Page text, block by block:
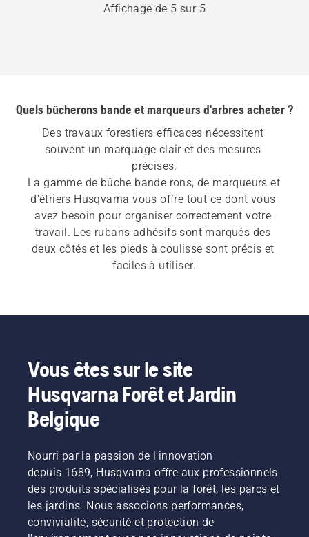
Affichage de 5 sur 5
Quels bûcherons bande et marqueurs d'arbres acheter ?
Des travaux forestiers efficaces nécessitent
souvent un marquage clair et des mesures
précises.
La gamme de bûche bande rons, de marqueurs et
d'étriers Husqvarna vous offre tout ce dont vous
avez besoin pour organiser correctement votre
travail. Les rubans adhésifs sont marqués des
deux côtés et les pieds à coulisse sont précis et
faciles à utiliser.
Vous êtes sur le site
Husqvarna Forêt et Jardin
Belgique
Nourri par la passion de l'innovation
depuis 1689, Husqvarna offre aux professionnels
des produits spécialisés pour la forêt, les parcs et
les jardins. Nous associons performances,
convivialité, sécurité et protection de